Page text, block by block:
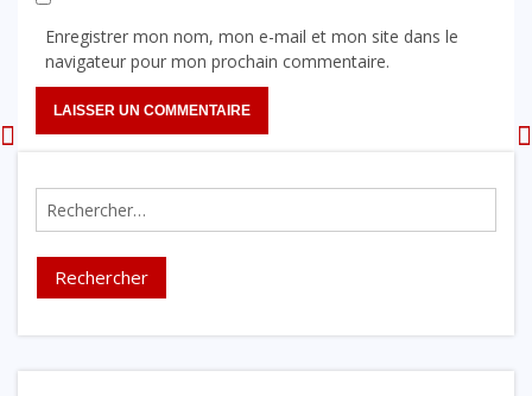
Enregistrer mon nom, mon e-mail et mon site dans le
navigateur pour mon prochain commentaire.
Rechercher :